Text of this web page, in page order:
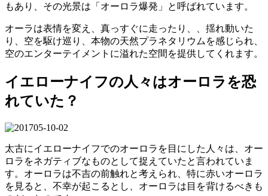
もあり、その光景は「オーロラ爆発」と呼ばれています。
オーラは表情を変え、真っすぐに走ったり、、揺れ動いた
り、空を駆け巡り、本物の天然プラネタリウムを感じられ、
空のエンターテイメントに溢れた空間を提供してくれます。
イエローナイフの人々はオーロラを恐
れていた？
太古にイエローナイフでのオーロラを目にした人々は、オー
ロラをネガティブなものとして捉えていたと言われていま
す。オーロラは不吉の前触れと考えられ、特に赤いオーロラ
を見ると、不幸が起こるとし、オーロラは目を背けるべきも